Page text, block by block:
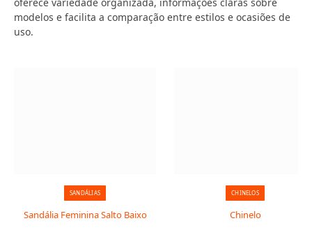
modelos e facilita a comparação entre estilos e ocasiões de
uso.
SANDÁLIAS
Sandália Feminina Salto Baixo
CHINELOS
Chinelo